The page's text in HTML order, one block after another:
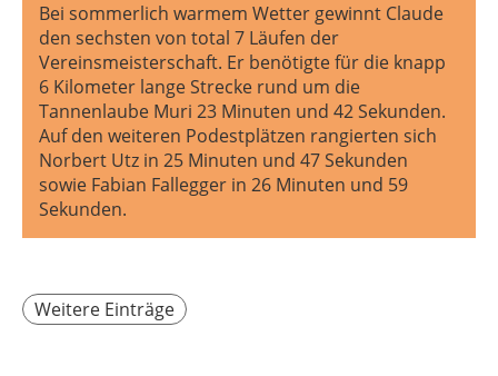
Bei sommerlich warmem Wetter gewinnt Claude
den sechsten von total 7 Läufen der
Vereinsmeisterschaft. Er benötigte für die knapp
6 Kilometer lange Strecke rund um die
Tannenlaube Muri 23 Minuten und 42 Sekunden.
Auf den weiteren Podestplätzen rangierten sich
Norbert Utz in 25 Minuten und 47 Sekunden
sowie Fabian Fallegger in 26 Minuten und 59
Sekunden.
Weitere Einträge